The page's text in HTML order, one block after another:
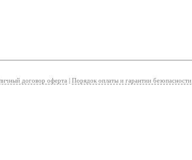
договор оферта Порядок оплаты и гарантии безопасности